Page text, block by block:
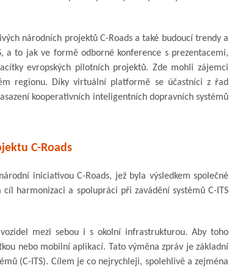
národních projektů C-Roads a také budoucí trendy a
a to jak ve formě odborné konference s prezentacemi,
evropských pilotních projektů. Zde mohli zájemci
regionu. Díky virtuální platformě se účastníci z řad
kooperativních inteligentních dopravních systémů
C-Roads
iniciativou C-Roads, jež byla výsledkem společné
harmonizaci a spolupráci při zavádění systémů C-ITS
mezi sebou i s okolní infrastrukturou. Aby toho
nebo mobilní aplikací. Tato výměna zpráv je základní
(C-ITS). Cílem je co nejrychleji, spolehlivě a zejména